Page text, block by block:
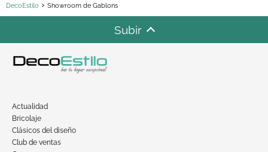
DecoEstilo Showroom de Gablons
Subir
Actualidad
Bricolaje
Clásicos del diseño
Club de ventas